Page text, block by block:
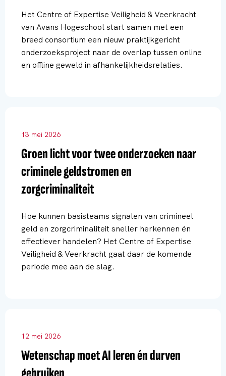
Het Centre of Expertise Veiligheid & Veerkracht
van Avans Hogeschool start samen met een
breed consortium een nieuw praktijkgericht
onderzoeksproject naar de overlap tussen online
en offline geweld in afhankelijkheidsrelaties.
13 mei 2026
Groen licht voor twee onderzoeken naar
criminele geldstromen en
zorgcriminaliteit
Hoe kunnen basisteams signalen van crimineel
geld en zorgcriminaliteit sneller herkennen én
effectiever handelen? Het Centre of Expertise
Veiligheid & Veerkracht gaat daar de komende
periode mee aan de slag.
12 mei 2026
Wetenschap moet AI leren én durven